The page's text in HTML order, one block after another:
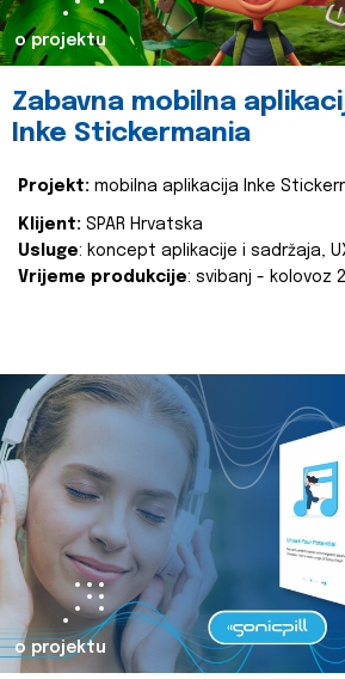
o projektu
Zabavna mobilna
Inke Stickermania
Projekt: mobilna aplikacija Inke
Klijent: SPAR Hrvatska
Usluge: koncept aplikacije i sadržaja,
Vrijeme produkcije: svibanj - kolovoz
o projektu